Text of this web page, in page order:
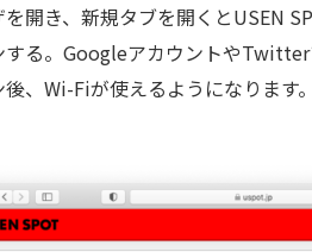
開き、新規タブを開くとUSEN
る。GoogleアカウントやTwitter
、Wi-Fiが使えるようになります。